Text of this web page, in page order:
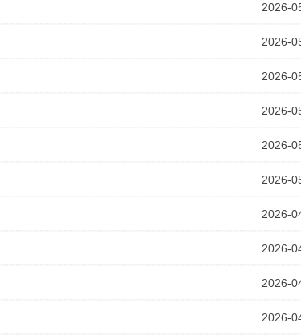
2026-
2026-
2026-
2026-
2026-
2026-
2026-
2026-
2026-
2026-